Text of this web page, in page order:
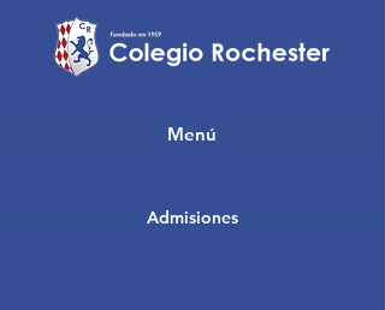
Admisiones
Menú